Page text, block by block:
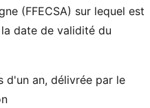
(FFECSA) sur lequel est
date de validité du
d'un an, délivrée par le